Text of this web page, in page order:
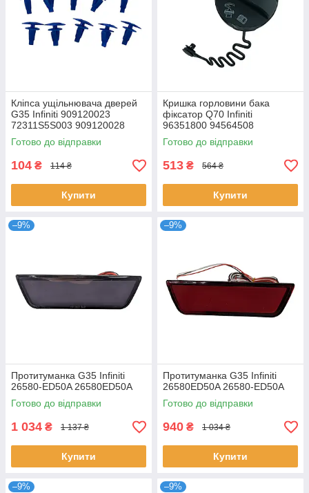
Кліпса ущільнювача дверей
G35 Infiniti 909120023
72311S5S003 909120028
Готово до відправки
104 ₴ 114 ₴
Купити
Кришка горловини бака
фіксатор Q70 Infiniti
96351800 94564508
96640515 4817840
Готово до відправки
513 ₴ 564 ₴
Купити
–9%
Протитуманка G35 Infiniti
26580-ED50A 26580ED50A
Готово до відправки
1 034 ₴ 1 137 ₴
Купити
–9%
Протитуманка G35 Infiniti
26580ED50A 26580-ED50A
Готово до відправки
940 ₴ 1 034 ₴
Купити
–9% –9%